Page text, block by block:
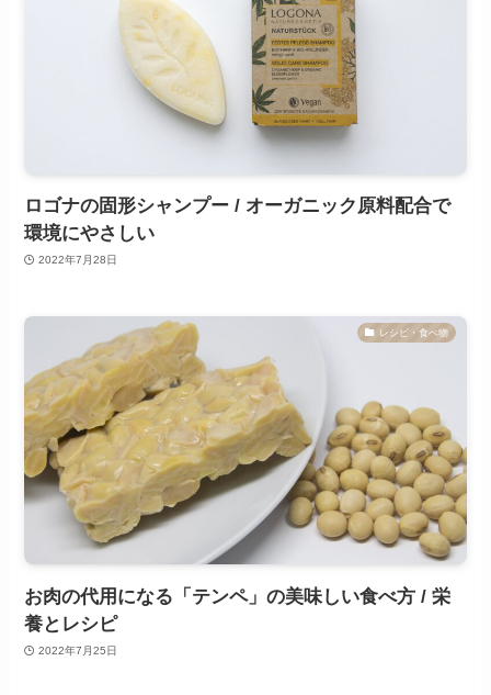
ロゴナの固形シャンプー / オーガニック原料配合で
環境にやさしい
2022年7月28日
レシピ・食べ物
お肉の代用になる「テンペ」の美味しい食べ方 / 栄
養とレシピ
2022年7月25日